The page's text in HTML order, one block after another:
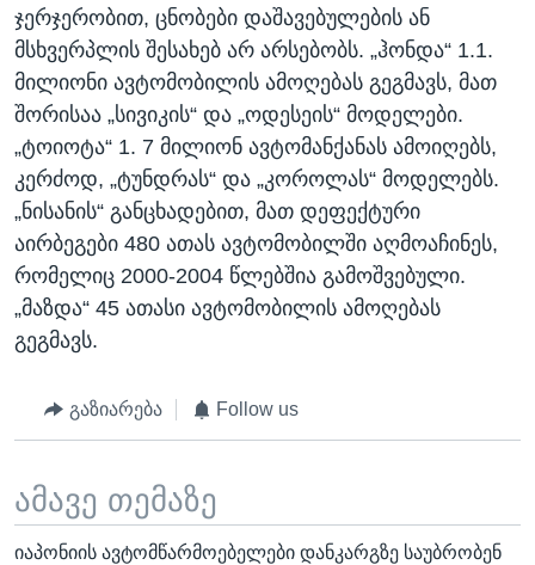
ჯერჯერობით, ცნობები დაშავებულების ან
მსხვერპლის შესახებ არ არსებობს. „ჰონდა“ 1.1.
მილიონი ავტომობილის ამოღებას გეგმავს, მათ
შორისაა „სივიკის“ და „ოდესეის“ მოდელები.
„ტოიოტა“ 1. 7 მილიონ ავტომანქანას ამოიღებს,
კერძოდ, „ტუნდრას“ და „კოროლას“ მოდელებს.
„ნისანის“ განცხადებით, მათ დეფექტური
აირბეგები 480 ათას ავტომობილში აღმოაჩინეს,
რომელიც 2000-2004 წლებშია გამოშვებული.
„მაზდა“ 45 ათასი ავტომობილის ამოღებას
გეგმავს.
გაზიარება Follow us
ამავე თემაზე
იაპონიის ავტომწარმოებელები დანკარგზე საუბრობენ